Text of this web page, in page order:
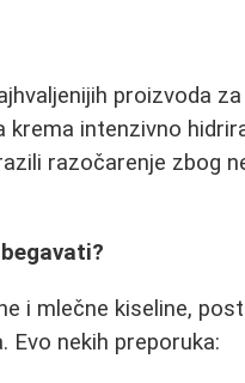
proizvoda za
intenzivno
razočarenje zbog
i mlečne kiseline,
Evo nekih preporuka: